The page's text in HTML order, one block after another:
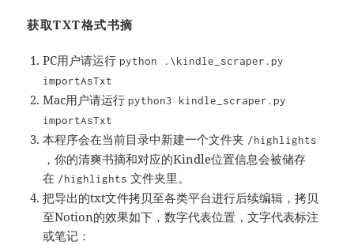
获取TXT格式书摘
PC用户请运行 python .\kindle_scraper.py
importAsTxt
Mac用户请运行 python3 kindle_scraper.py
importAsTxt
本程序会在当前目录中新建一个文件夹 /highlights
，你的清爽书摘和对应的Kindle位置信息会被储存
在 /highlights 文件夹里。
把导出的txt文件拷贝至各类平台进行后续编辑，拷贝
至Notion的效果如下，数字代表位置，文字代表标注
或笔记：